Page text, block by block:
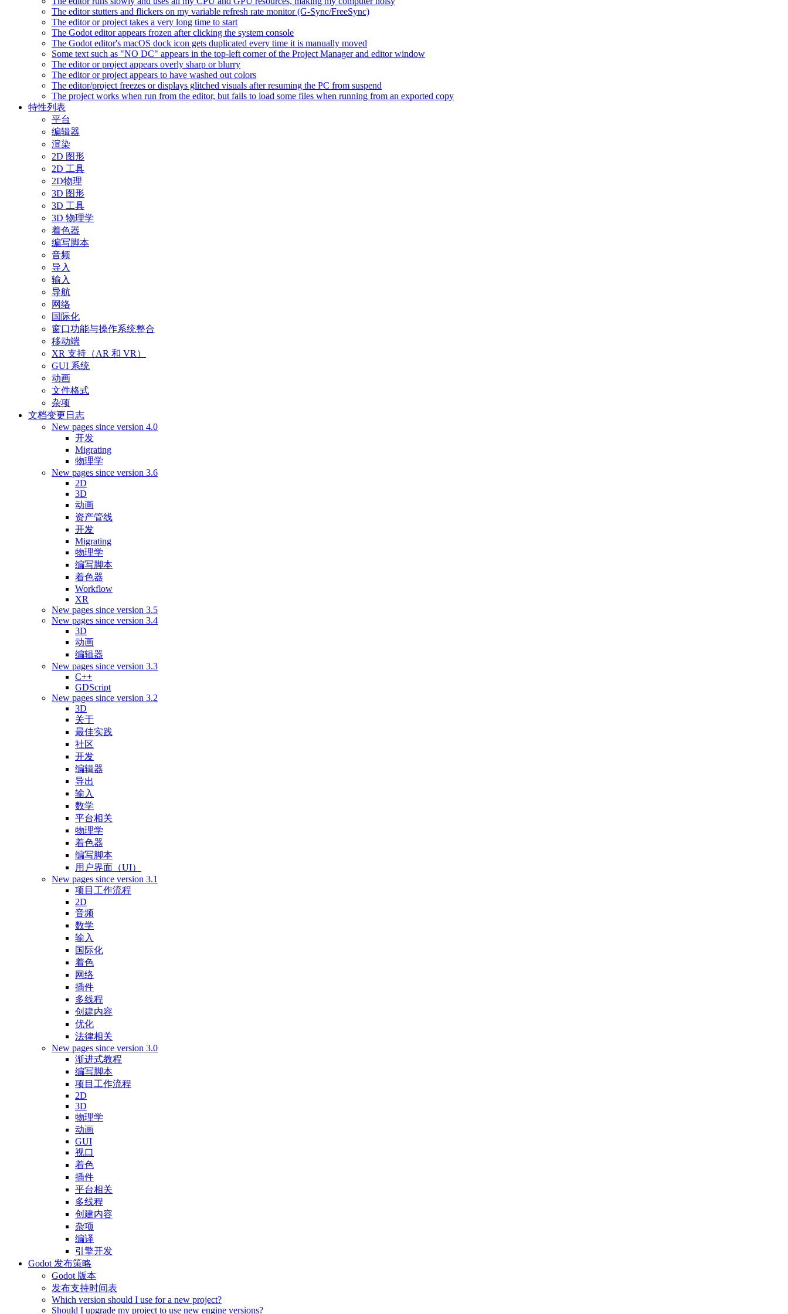
The editor stutters and flickers on my variable refresh rate monitor (G-Sync/FreeSync)
The editor or project takes a very long time to start
The Godot editor appears frozen after clicking the system console
The Godot editor's macOS dock icon gets duplicated every time it is manually moved
Some text such as "NO DC" appears in the top-left corner of the Project Manager and editor window
The editor or project appears overly sharp or blurry
The editor or project appears to have washed out colors
The editor/project freezes or displays glitched visuals after resuming the PC from suspend
The project works when run from the editor, but fails to load some files when running from an exported copy
特性列表
平台
编辑器
渲染
2D 图形
2D 工具
2D物理
3D 图形
3D 工具
3D 物理学
着色器
编写脚本
音频
导入
输入
导航
网络
国际化
窗口功能与操作系统整合
移动端
XR 支持（AR 和 VR）
GUI 系统
动画
文件格式
杂项
文档变更日志
New pages since version 4.0
开发
Migrating
物理学
New pages since version 3.6
2D
3D
动画
资产管线
开发
Migrating
物理学
编写脚本
着色器
Workflow
XR
New pages since version 3.5
New pages since version 3.4
3D
动画
编辑器
New pages since version 3.3
C++
GDScript
New pages since version 3.2
3D
关于
最佳实践
社区
开发
编辑器
导出
输入
数学
平台相关
物理学
着色器
编写脚本
用户界面（UI）
New pages since version 3.1
项目工作流程
2D
音频
数学
输入
国际化
着色
网络
插件
多线程
创建内容
优化
法律相关
New pages since version 3.0
渐进式教程
编写脚本
项目工作流程
2D
3D
物理学
动画
GUI
视口
着色
插件
平台相关
多线程
创建内容
杂项
编译
引擎开发
Godot 发布策略
Godot 版本
发布支持时间表
Which version should I use for a new project?
Should I upgrade my project to use new engine versions?